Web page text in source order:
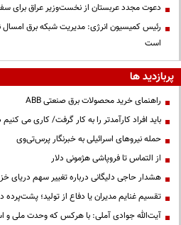
دعوت مجدد عربستان از نخست‌وزیر عراق برای
رئیس کمیسیون انرژی: مدیریت شبکه برق
است
پربازدید ها
راهنمای خرید محصولات برق صنعتی ABB
باید افراد کارآمدتر را به کار گرفت/ کاری می
حمله نیروهای اسرائیلی به خبرنگار پرس‌تی‌وی
از التماس تا فروپاشی هژمونی دلار
هشدار حاجی دلیگانی درباره تغییر سهم دریای
تقسیم غنایم مدیران یا دفاع از تولید؛
آیت‌الله جوادی آملی: با هرکس که وحدت ملی و